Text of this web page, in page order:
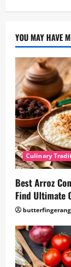
YOU MAY HAVE
Culinary
Best Arroz
Find Ultimate